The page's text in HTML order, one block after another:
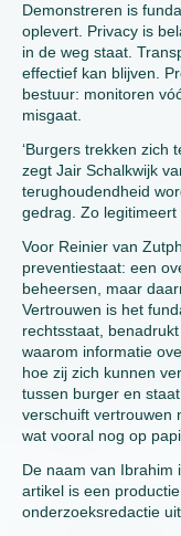
Demonstreren is
oplevert. Privacy is
in de weg staat.
effectief kan blijven.
bestuur: monitoren
misgaat.
‘Burgers trekken zich
zegt Jair Schalkwijk
terughoudendheid
gedrag. Zo legitimeert
Voor Reinier van
preventiestaat: een
beheersen, maar
Vertrouwen is het
rechtsstaat,
waarom informatie
hoe zij zich kunnen
tussen burger en
verschuift vertrouwen
wat vooral nog op
De naam van Ibrahim
artikel is een
onderzoeksredactie